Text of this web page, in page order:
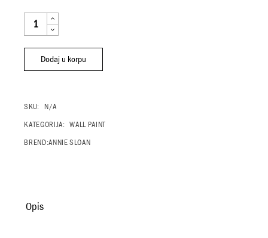
ANNIE SLOAN WALL PAINT - ZIDNA BOJA ORIGINAL QUANTITY
Dodaj u korpu
SKU: N/A
KATEGORIJA: WALL PAINT
BREND:ANNIE SLOAN
Opis